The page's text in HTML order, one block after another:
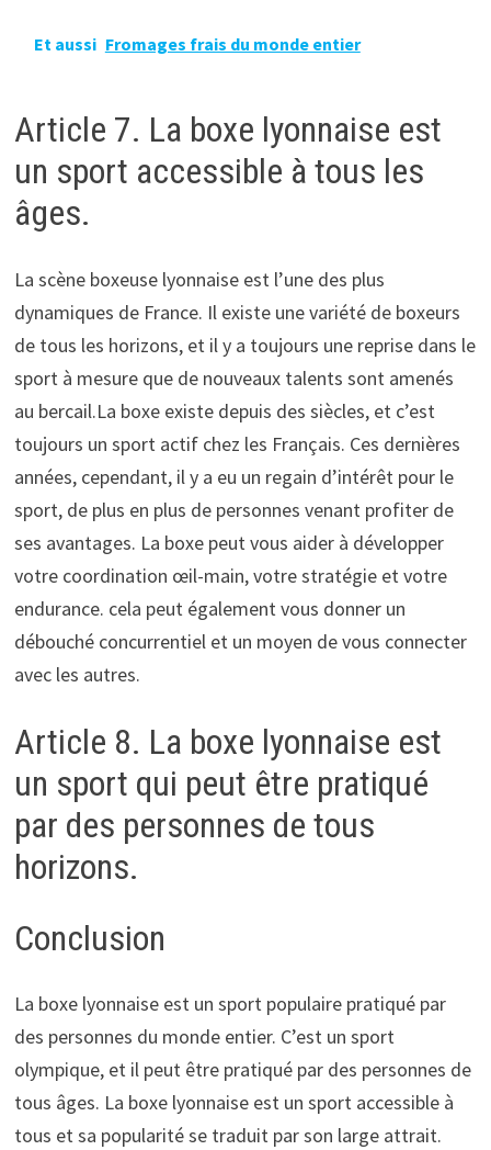
Et aussi Fromages frais du monde entier
Article 7. La boxe lyonnaise est
un sport accessible à tous les
âges.
La scène boxeuse lyonnaise est l’une des plus
dynamiques de France. Il existe une variété de boxeurs
de tous les horizons, et il y a toujours une reprise dans le
sport à mesure que de nouveaux talents sont amenés
au bercail.La boxe existe depuis des siècles, et c’est
toujours un sport actif chez les Français. Ces dernières
années, cependant, il y a eu un regain d’intérêt pour le
sport, de plus en plus de personnes venant profiter de
ses avantages. La boxe peut vous aider à développer
votre coordination œil-main, votre stratégie et votre
endurance. cela peut également vous donner un
débouché concurrentiel et un moyen de vous connecter
avec les autres.
Article 8. La boxe lyonnaise est
un sport qui peut être pratiqué
par des personnes de tous
horizons.
Conclusion
La boxe lyonnaise est un sport populaire pratiqué par
des personnes du monde entier. C’est un sport
olympique, et il peut être pratiqué par des personnes de
tous âges. La boxe lyonnaise est un sport accessible à
tous et sa popularité se traduit par son large attrait.